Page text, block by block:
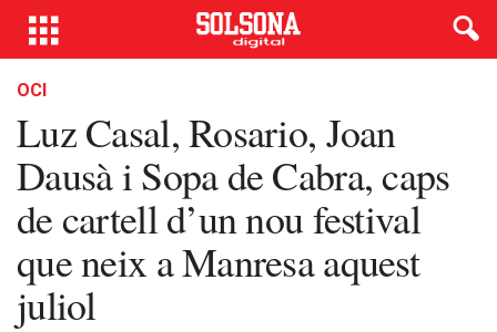
OCI
Luz Casal, Rosario, Joan
Dausà i Sopa de Cabra, caps
de cartell d’un nou festival
que neix a Manresa aquest
juliol